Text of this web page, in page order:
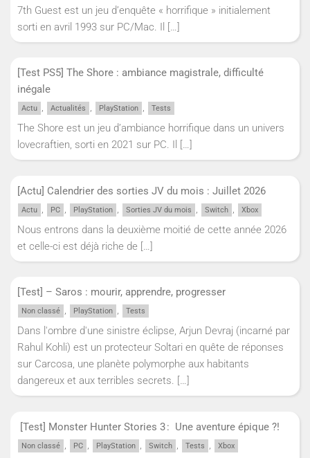
7th Guest est un jeu d’enquête « horrifique » initialement
sorti en avril 1993 sur PC/Mac. Il […]
[Test PS5] The Shore : ambiance magistrale, difficulté
inégale
Actu , Actualités , PlayStation , Tests
The Shore est un jeu d’ambiance horrifique dans un univers
lovecraftien, sorti en 2021 sur PC. Il
[…]
[Actu] Calendrier des sorties JV du mois : Juillet 2026
Actu , PC , PlayStation , Sorties JV du mois , Switch , Xbox
Nous entrons dans la deuxième moitié de cette année 2026
et celle-ci est déjà riche de […]
[Test] – Saros : mourir, apprendre, progresser
Non classé , PlayStation , Tests
Dans l'ombre d'une sinistre éclipse, Arjun Devraj (incarné par
Rahul Kohli) est un protecteur Soltari en quête de réponses
sur Carcosa, une planète polymorphe aux habitants
dangereux et aux terribles secrets. […]
[Test] Monster Hunter Stories 3 : Une aventure épique ?!
Non classé , PC , PlayStation , Switch , Tests , Xbox